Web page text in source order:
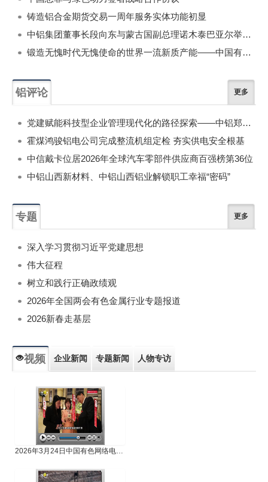
铸造铝合金期货交易一周年服务实体功能初显
中铝集团董事长段向东与蒙古国副总理诺木泰巴亚尔举行会谈
锻造无愧时代无愧使命的世界一流新质产能——中国有色金属工业的战略应对与破局之道（二）
铝评论 更多
党建赋能科技型企业管理现代化的路径探索——中铝郑州研究院以党建引领现代化管理的实践探讨
霍煤鸿骏铝电公司完成整流机组定检 夯实供电安全根基
中信戴卡位居2026年全球汽车零部件供应商百强榜第36位
中铝山西新材料、中铝山西铝业解锁职工幸福“密码”
专题 更多
深入学习贯彻习近平党建思想
伟大征程
树立和践行正确政绩观
2026年全国两会有色金属行业专题报道
2026新春走基层
视频 企业新闻 专题新闻 人物专访
2026年3月24日中国有色网络电视新闻